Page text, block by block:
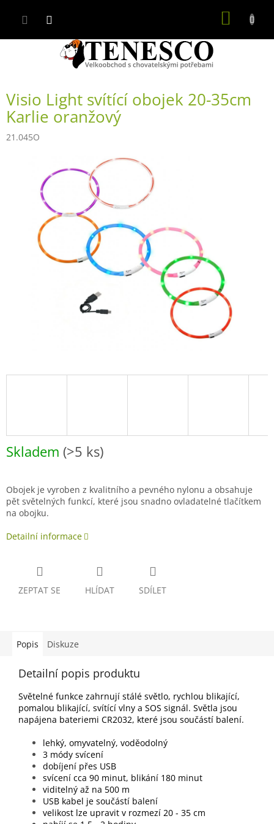
Visio Light svítící obojek 20-35cm
Karlie oranžový
21.045O
Skladem (>5 ks)
Obojek je vyroben z kvalitního a pevného nylonu a obsahuje
pět světelných funkcí, které jsou snadno ovladatelné tlačítkem
na obojku.
Detailní informace
ZEPTAT SE HLÍDAT SDÍLET
Popis Diskuze
Detailní popis produktu
Světelné funkce zahrnují stálé světlo, rychlou blikající,
pomalou blikající, svítící vlny a SOS signál. Světla jsou
napájena bateriemi CR2032, které jsou součástí balení.
lehký, omyvatelný, voděodolný
3 módy svícení
dobíjení přes USB
svícení cca 90 minut, blikání 180 minut
viditelný až na 500 m
USB kabel je součástí balení
velikost lze upravit v rozmezí 20 - 35 cm